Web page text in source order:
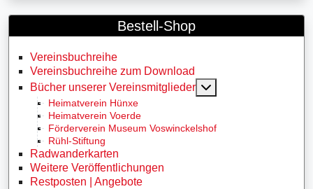
Bestell-Shop
Vereinsbuchreihe
Vereinsbuchreihe zum Download
Bücher unserer Vereinsmitglieder
Heimatverein Hünxe
Heimatverein Voerde
Förderverein Museum Voswinckelshof
Rühl-Stiftung
Radwanderkarten
Weitere Veröffentlichungen
Restposten | Angebote